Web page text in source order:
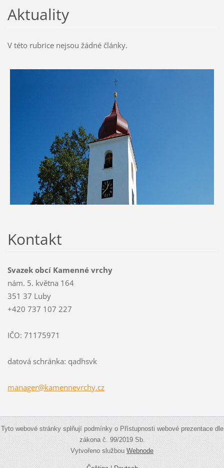
Aktuality
V této rubrice nejsou žádné články.
Kontakt
Svazek obcí Kamenné vrchy
nám. 5. května 164
351 37 Luby
+420 737 107 227
IČO: 71175971
datová schránka: qadhsvk
manager@kamennevrchy.cz
Tyto webové stránky splňují podmínky o Přístupnosti webové prezentace dle
zákona č. 99/2019 Sb.
Vytvořeno službouWebnode